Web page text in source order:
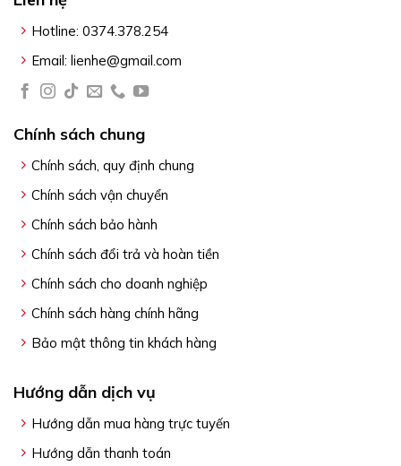
Hotline: 0374.378.254
Email: lienhe@gmail.com
Chính sách chung
Chính sách, quy định chung
Chính sách vận chuyển
Chính sách bảo hành
Chính sách đổi trả và hoàn tiền
Chính sách cho doanh nghiệp
Chính sách hàng chính hãng
Bảo mật thông tin khách hàng
Hướng dẫn dịch vụ
Hướng dẫn mua hàng trực tuyến
Hướng dẫn thanh toán